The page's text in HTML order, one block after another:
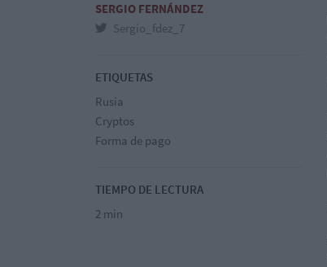
SERGIO FERNÁNDEZ
Sergio_fdez_7
ETIQUETAS
Rusia
Cryptos
Forma de pago
TIEMPO DE LECTURA
2 min